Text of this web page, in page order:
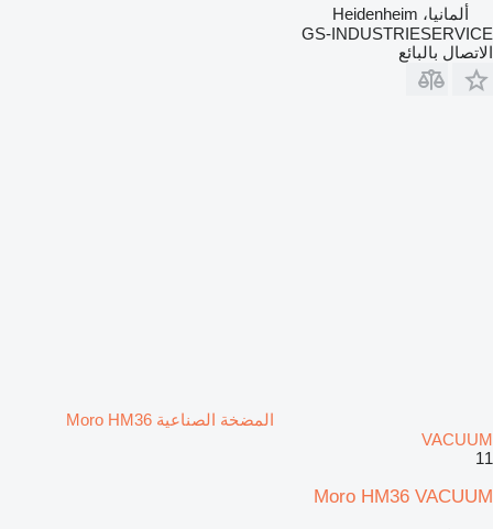
ألمانيا، Heidenheim
GS-INDUSTRIESERVICE
الاتصال بالبائع
المضخة الصناعية Moro HM36
VACUUM
11
Moro HM36 VACUUM